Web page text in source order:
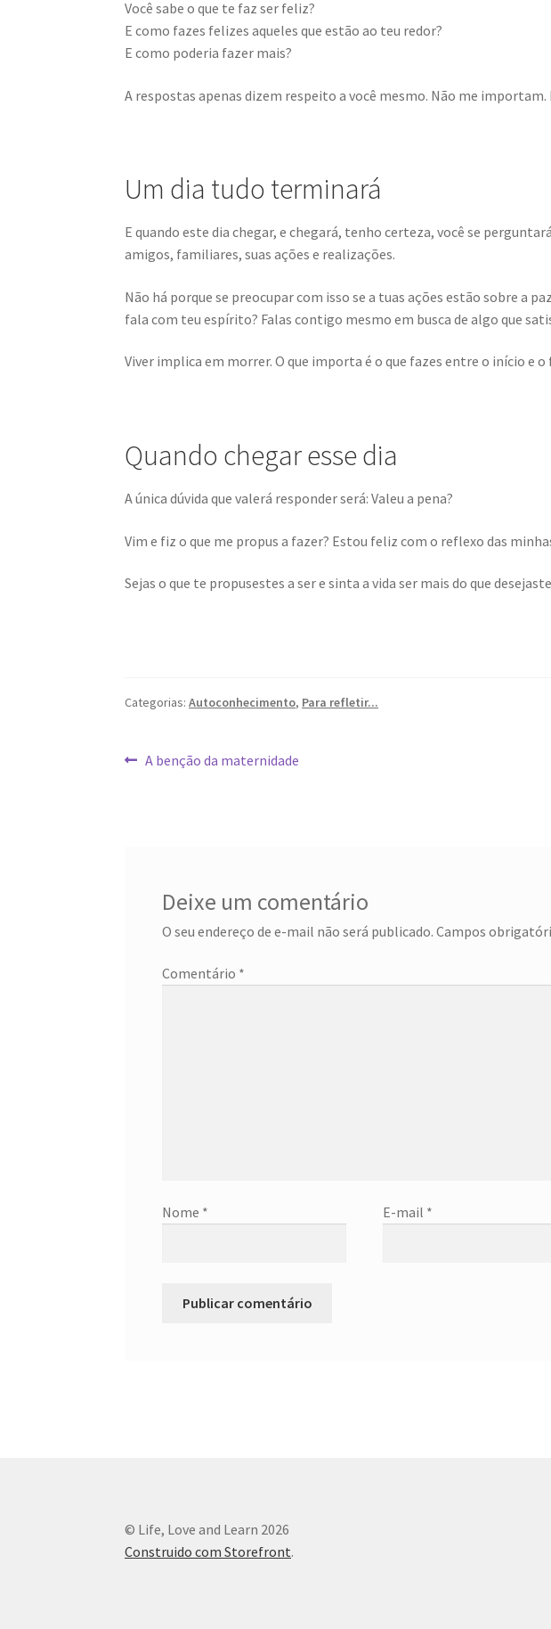
Você sabe o que te faz ser feliz?
E como fazes felizes aqueles que estão ao teu redor?
E como poderia fazer mais?
A respostas apenas dizem respeito a você mesmo. Não me
Um dia tudo terminará
E quando este dia chegar, e chegará, tenho certeza, você se
amigos, familiares, suas ações e realizações.
Não há porque se preocupar com isso se a tuas ações estão sobre a
fala com teu espírito? Falas contigo mesmo em busca de algo que
Viver implica em morrer. O que importa é o que fazes entre o início e
Quando chegar esse dia
A única dúvida que valerá responder será: Valeu a pena?
Vim e fiz o que me propus a fazer? Estou feliz com o reflexo das
Sejas o que te propusestes a ser e sinta a vida ser mais do que
Categorias:Autoconhecimento, Para refletir...
Navegação
Post
A benção da maternidade
Deixe um comentário
O seu endereço de e-mail não será publicado. Campos
Comentário *
Nome * E-mail *
© Life, Love and Learn 2026
Construido com Storefront.